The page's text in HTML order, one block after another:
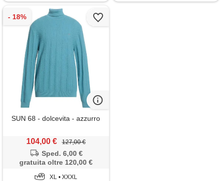
SUN 68 - dolcevita - azzurro
104,00 € 127,00 €
Sped. 6,00 €
gratuita oltre 120,00 €
XL • XXXL